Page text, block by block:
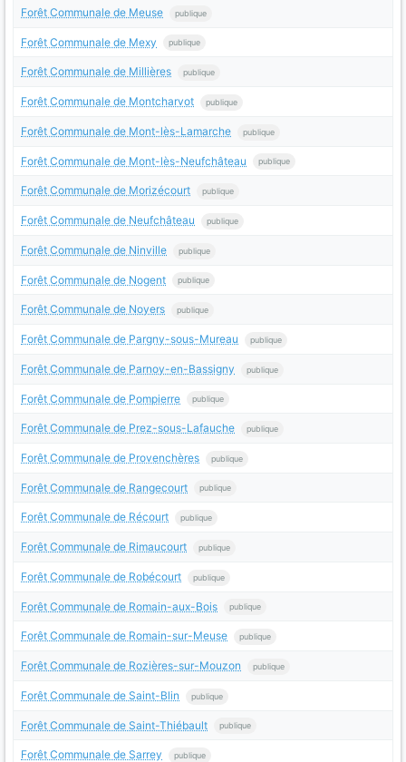
Forêt Communale de Meuse publique
Forêt Communale de Mexy publique
Forêt Communale de Millières publique
Forêt Communale de Montcharvot publique
Forêt Communale de Mont-lès-Lamarche publique
Forêt Communale de Mont-lès-Neufchâteau publique
Forêt Communale de Morizécourt publique
Forêt Communale de Neufchâteau publique
Forêt Communale de Ninville publique
Forêt Communale de Nogent publique
Forêt Communale de Noyers publique
Forêt Communale de Pargny-sous-Mureau publique
Forêt Communale de Parnoy-en-Bassigny publique
Forêt Communale de Pompierre publique
Forêt Communale de Prez-sous-Lafauche publique
Forêt Communale de Provenchères publique
Forêt Communale de Rangecourt publique
Forêt Communale de Récourt publique
Forêt Communale de Rimaucourt publique
Forêt Communale de Robécourt publique
Forêt Communale de Romain-aux-Bois publique
Forêt Communale de Romain-sur-Meuse publique
Forêt Communale de Rozières-sur-Mouzon publique
Forêt Communale de Saint-Blin publique
Forêt Communale de Saint-Thiébault publique
Forêt Communale de Sarrey publique